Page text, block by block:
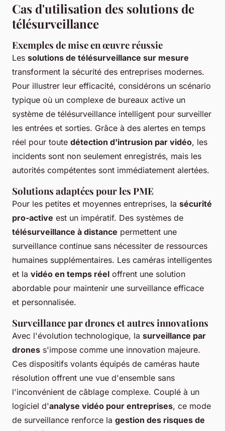
Cas d'utilisation des solutions de
télésurveillance
Exemples de mise en œuvre réussie
Les solutions de télésurveillance sur mesure
transforment la sécurité des entreprises modernes.
Pour illustrer leur efficacité, considérons un scénario
typique où un complexe de bureaux active un
système de télésurveillance intelligent pour surveiller
les entrées et sorties. Grâce à des alertes en temps
réel pour toute détection d'intrusion par vidéo, les
incidents sont non seulement enregistrés, mais les
autorités compétentes sont immédiatement alertées.
Solutions adaptées pour les PME
Pour les petites et moyennes entreprises, la sécurité
pro-active est un impératif. Des systèmes de
télésurveillance à distance permettent une
surveillance continue sans nécessiter de ressources
humaines supplémentaires. Les caméras intelligentes
et la vidéo en temps réel offrent une solution
abordable pour maintenir une surveillance efficace
et personnalisée.
Surveillance par drones et autres innovations
Avec l'évolution technologique, la surveillance par
drones s'impose comme une innovation majeure.
Ces dispositifs volants équipés de caméras haute
résolution offrent une vue d'ensemble sans
l'inconvénient de câblage complexe. Couplé à un
logiciel d'analyse vidéo pour entreprises, ce mode
de surveillance renforce la gestion des risques de